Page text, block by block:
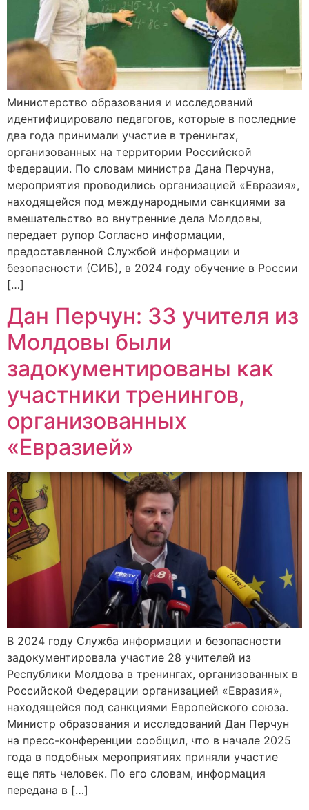
Министерство образования и исследований
идентифицировало педагогов, которые в последние
два года принимали участие в тренингах,
организованных на территории Российской
Федерации. По словам министра Дана Перчуна,
мероприятия проводились организацией «Евразия»,
находящейся под международными санкциями за
вмешательство во внутренние дела Молдовы,
передает рупор Согласно информации,
предоставленной Службой информации и
безопасности (СИБ), в 2024 году обучение в России
[…]
Дан Перчун: 33 учителя из
Молдовы были
задокументированы как
участники тренингов,
организованных
«Евразией»
В 2024 году Служба информации и безопасности
задокументировала участие 28 учителей из
Республики Молдова в тренингах, организованных в
Российской Федерации организацией «Евразия»,
находящейся под санкциями Европейского союза.
Министр образования и исследований Дан Перчун
на пресс-конференции сообщил, что в начале 2025
года в подобных мероприятиях приняли участие
еще пять человек. По его словам, информация
передана в […]